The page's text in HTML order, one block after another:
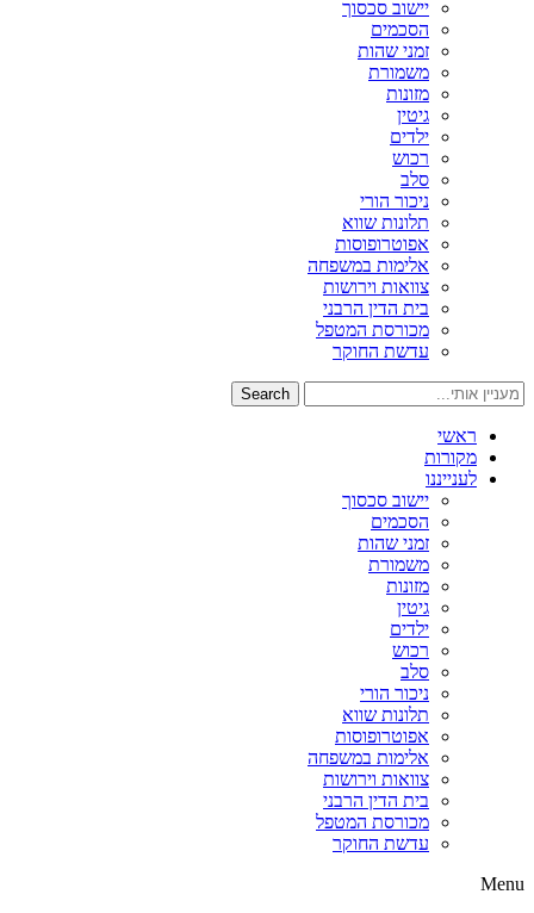
יישוב סכסוך
הסכמים
זמני שהות
משמורת
מזונות
גיטין
ילדים
רכוש
סלב
ניכור הורי
תלונות שווא
אפוטרופוסות
אלימות במשפחה
צוואות וירושות
בית הדין הרבני
מכורסת המטפל
עדשת החוקר
Search
ראשי
מקורות
לענייננו
יישוב סכסוך
הסכמים
זמני שהות
משמורת
מזונות
גיטין
ילדים
רכוש
סלב
ניכור הורי
תלונות שווא
אפוטרופוסות
אלימות במשפחה
צוואות וירושות
בית הדין הרבני
מכורסת המטפל
עדשת החוקר
Menu